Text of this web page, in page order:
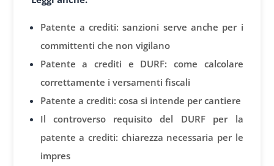
Patente a crediti: sanzioni serve anche per i
committenti che non vigilano
Patente a crediti e DURF: come calcolare
correttamente i versamenti fiscali
Patente a crediti: cosa si intende per cantiere
Il controverso requisito del DURF per la
patente a crediti: chiarezza necessaria per le
impres